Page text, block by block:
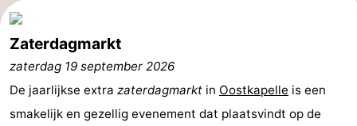
Zaterdagmarkt
zaterdag 19 september 2026
De jaarlijkse extra zaterdagmarkt in Oostkapelle is een
smakelijk en gezellig evenement dat plaatsvindt op de